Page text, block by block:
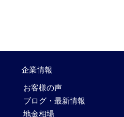
企業情報
お客様の声
ブログ・最新情報
地金相場